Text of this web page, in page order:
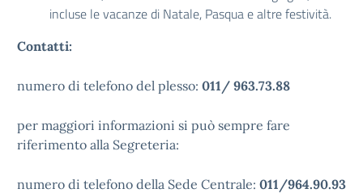
incluse le vacanze di Natale, Pasqua e altre festività.
Contatti:
numero di telefono del plesso: 011/ 963.73.88
per maggiori informazioni si può sempre fare
riferimento alla Segreteria:
numero di telefono della Sede Centrale: 011/964.90.93